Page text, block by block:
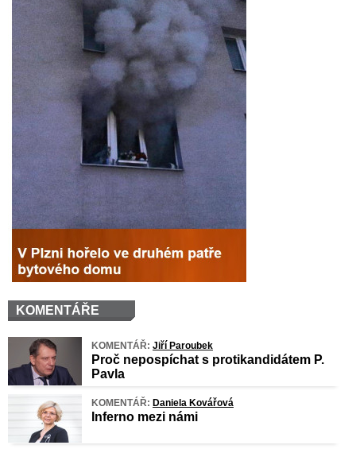
KOMENTÁŘE
KOMENTÁŘ: Jiří Paroubek
Proč nepospíchat s protikandidátem P.
Pavla
KOMENTÁŘ: Daniela Kovářová
Inferno mezi námi